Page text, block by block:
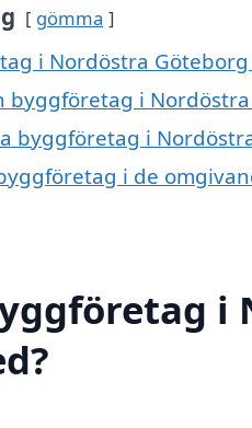
gömma
i Nordöstra
byggföretag i
byggföretag i
i de
i